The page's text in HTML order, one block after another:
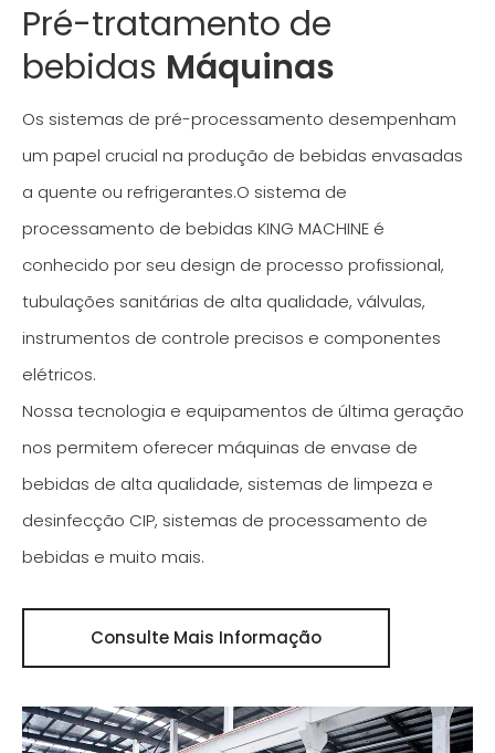
Pré-tratamento de
bebidas Máquinas
Os sistemas de pré-processamento desempenham
um papel crucial na produção de bebidas envasadas
a quente ou refrigerantes.O sistema de
processamento de bebidas KING MACHINE é
conhecido por seu design de processo profissional,
tubulações sanitárias de alta qualidade, válvulas,
instrumentos de controle precisos e componentes
elétricos.
Nossa tecnologia e equipamentos de última geração
nos permitem oferecer máquinas de envase de
bebidas de alta qualidade, sistemas de limpeza e
desinfecção CIP, sistemas de processamento de
bebidas e muito mais.
Consulte Mais Informação